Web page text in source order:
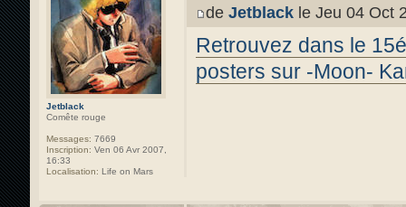
Jetblack
Comête rouge
Messages: 7669
Inscription: Ven 06 Avr 2007,
16:33
Localisation: Life on Mars
de Jetblack le Jeu 04 Oct
Retrouvez dans le
posters sur -Moon-